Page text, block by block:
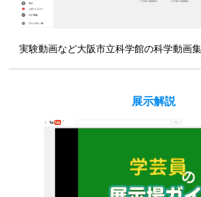
実験動画など大阪市立科学館の科学動画集
展示解説